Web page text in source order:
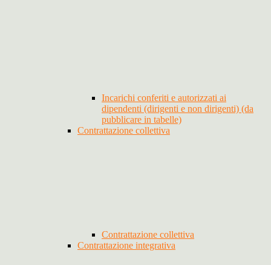
Incarichi conferiti e autorizzati ai
dipendenti (dirigenti e non dirigenti) (da
pubblicare in tabelle)
Contrattazione collettiva
Contrattazione collettiva
Contrattazione integrativa